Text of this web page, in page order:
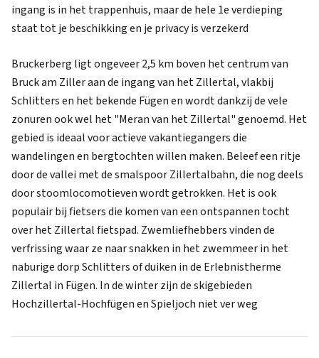
ingang is in het trappenhuis, maar de hele 1e verdieping
staat tot je beschikking en je privacy is verzekerd
Bruckerberg ligt ongeveer 2,5 km boven het centrum van
Bruck am Ziller aan de ingang van het Zillertal, vlakbij
Schlitters en het bekende Fügen en wordt dankzij de vele
zonuren ook wel het "Meran van het Zillertal" genoemd. Het
gebied is ideaal voor actieve vakantiegangers die
wandelingen en bergtochten willen maken. Beleef een ritje
door de vallei met de smalspoor Zillertalbahn, die nog deels
door stoomlocomotieven wordt getrokken. Het is ook
populair bij fietsers die komen van een ontspannen tocht
over het Zillertal fietspad. Zwemliefhebbers vinden de
verfrissing waar ze naar snakken in het zwemmeer in het
naburige dorp Schlitters of duiken in de Erlebnistherme
Zillertal in Fügen. In de winter zijn de skigebieden
Hochzillertal-Hochfügen en Spieljoch niet ver weg